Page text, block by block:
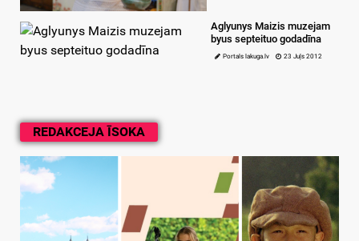
REDAKCEJA ĪSOKA
Aglyunys Maizis muzejam
byus septeituo godadīna
Portals lakuga.lv 23 Juļs 2012